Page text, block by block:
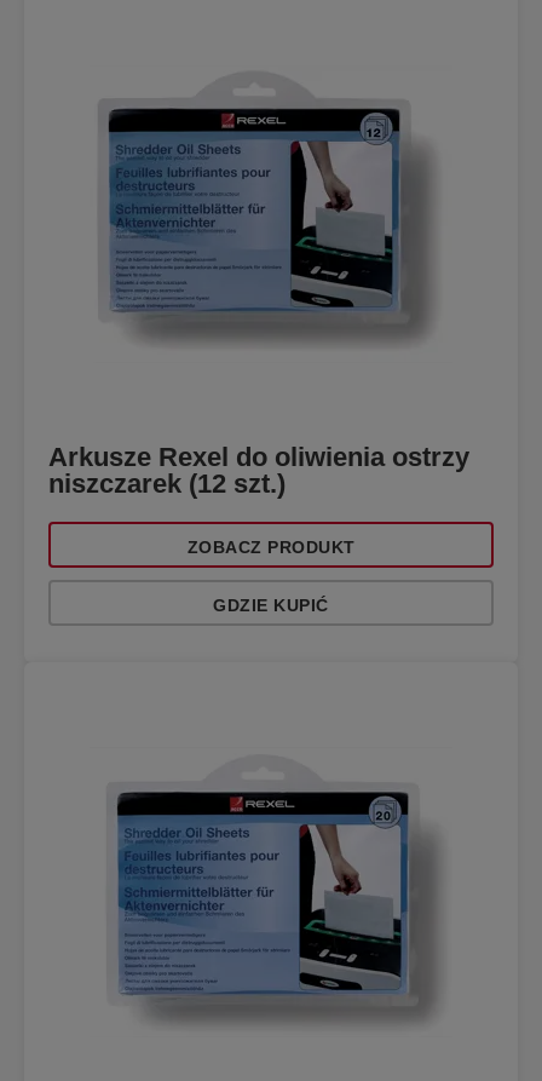
Arkusze Rexel do oliwienia ostrzy
niszczarek (12 szt.)
ZOBACZ PRODUKT
GDZIE KUPIĆ